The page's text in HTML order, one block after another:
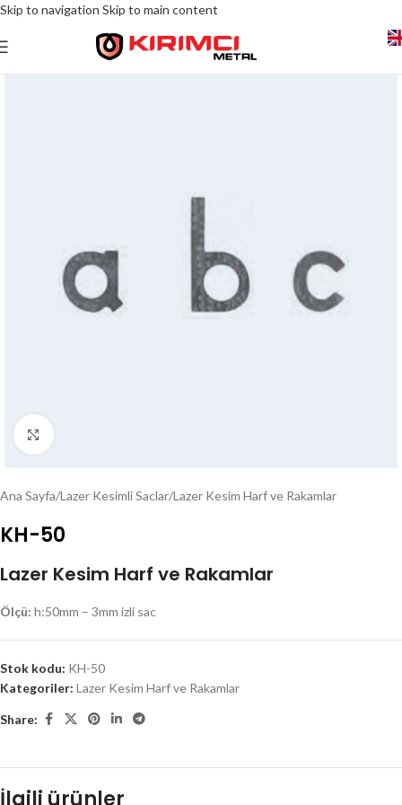
Skip to navigation Skip to main content
Click to enlarge
Ana Sayfa/Lazer Kesimli Saclar/Lazer Kesim Harf ve Rakamlar
KH-50
Lazer Kesim Harf ve Rakamlar
Ölçü: h:50mm – 3mm izli sac
Stok kodu: KH-50
Kategoriler: Lazer Kesim Harf ve Rakamlar
Share:
İlgili ürünler